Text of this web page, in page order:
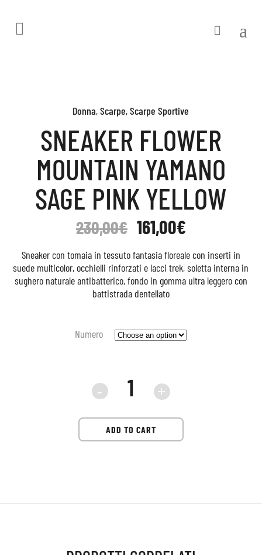
Donna,Scarpe,Scarpe Sportive
SNEAKER FLOWER
MOUNTAIN YAMANO
SAGE PINK YELLOW
230,00€ 161,00€
Sneaker con tomaia in tessuto fantasia floreale con inserti in
suede multicolor, occhielli rinforzati e lacci trek, soletta interna in
sughero naturale antibatterico, fondo in gomma ultra leggero con
battistrada dentellato
Numero
ADD TO CART